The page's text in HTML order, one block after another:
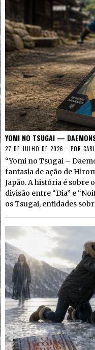
YOMI NO TSUGAI —
27 DE JULHO DE 2026 POR
“Yomi no Tsugai –
fantasia de ação de
Japão. A história é sobre
divisão entre “Dia” e
os Tsugai, entidades